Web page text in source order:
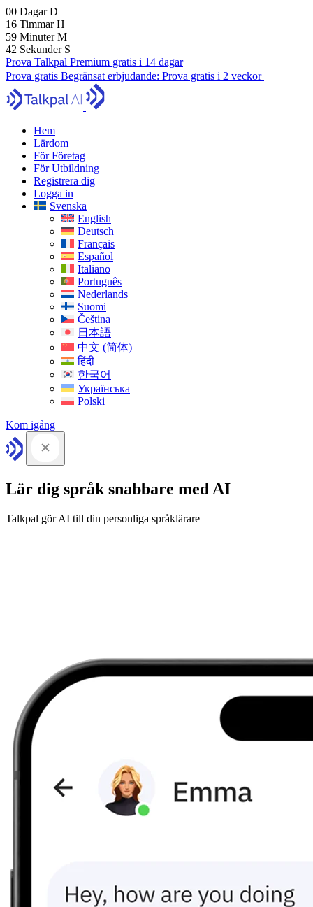
00 DagarD
16 TimmarH
59 MinuterM
41 Sekunder S
Prova Talkpal Premium gratis i 14 dagar
Prova gratis Begränsat erbjudande: Prova gratis i 2 veckor
Hem
Lärdom
För Företag
För Utbildning
Registrera dig
Logga in
Svenska
English
Deutsch
Français
Español
Italiano
Português
Nederlands
Suomi
Čeština
日本語
中文 (简体)
हिंदी
한국어
Українська
Polski
Kom igång
Lär dig språk snabbare med AI
Talkpal gör AI till din personliga språklärare